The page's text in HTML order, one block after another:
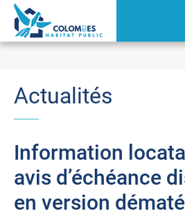
Actualités
Information
avis d’échéance
en version